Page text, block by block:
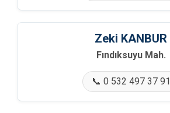
Zeki KANBUR
Fındıksuyu Mah.
📞 0 532 497 37 91